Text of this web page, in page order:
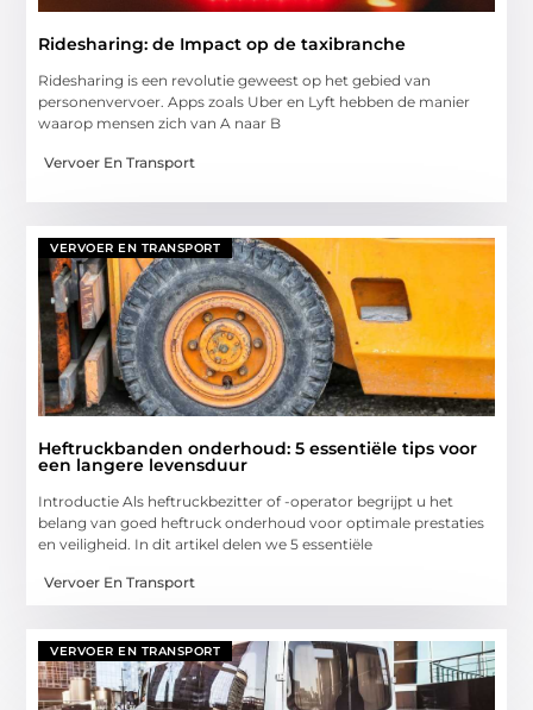
Ridesharing: de Impact op de taxibranche
Ridesharing is een revolutie geweest op het gebied van
personenvervoer. Apps zoals Uber en Lyft hebben de manier
waarop mensen zich van A naar B
Vervoer En Transport
VERVOER EN TRANSPORT
Heftruckbanden onderhoud: 5 essentiële tips voor
een langere levensduur
Introductie Als heftruckbezitter of -operator begrijpt u het
belang van goed heftruck onderhoud voor optimale prestaties
en veiligheid. In dit artikel delen we 5 essentiële
Vervoer En Transport
VERVOER EN TRANSPORT